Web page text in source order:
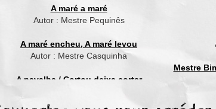
A maré a maré
Autor : Mestre Pequinês
A maré encheu, A maré levou
Autor : Mestre Casquinha
A navalha / Cortou deixa cortar
Mestre